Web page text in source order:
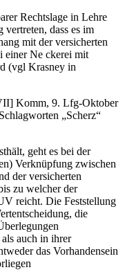
Rechtslage in Lehre
dass es im
mit der versicherten
einer Ne ckerei mit
(vgl Krasney in
Komm, 9. Lfg-Oktober
„Scherz“
geht es bei der
Verknüpfung zwischen
der versicherten
zu welcher der
reicht. Die Feststellung
die
auch in ihrer
das Vorhandensein